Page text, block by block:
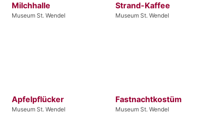
Milchhalle
Museum St. Wendel
Strand-Kaffee
Museum St. Wendel
Apfelpflücker
Museum St. Wendel
Fastnachtkostüm
Museum St. Wendel